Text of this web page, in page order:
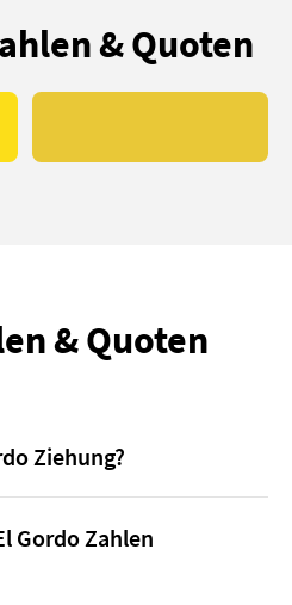
& Quoten
& Quoten
Ziehung?
einmal jährlich am
Uhr in Madrid.
Gordo Zahlen